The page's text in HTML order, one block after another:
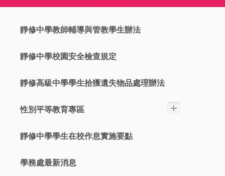
靜修中學教師輔導與管教學生辦法
靜修中學校園安全檢查規定
靜修高級中學學生拾獲遺失物品處理辦法
性別平等教育專區
靜修中學學生在校作息實施要點
學務處最新消息